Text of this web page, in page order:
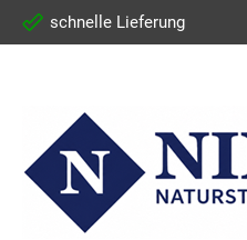
schnelle Lieferung